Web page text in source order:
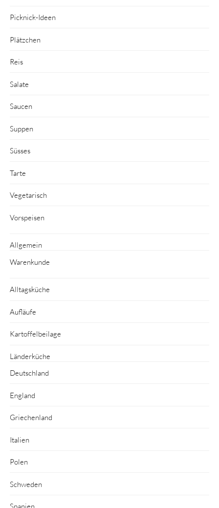
Picknick-Ideen
Plätzchen
Reis
Salate
Saucen
Suppen
Süsses
Tarte
Vegetarisch
Vorspeisen
Allgemein
Warenkunde
Alltagsküche
Aufläufe
Kartoffelbeilage
Länderküche
Deutschland
England
Griechenland
Italien
Polen
Schweden
Spanien